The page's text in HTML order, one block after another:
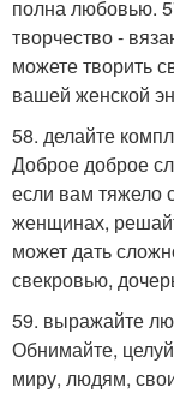
полна любовью.
творчество -
можете творить
вашей женской
58. делайте
Доброе доброе
если вам тяжело
женщинах,
может дать
свекровью,
59. выражайте
Обнимайте,
миру, людям,